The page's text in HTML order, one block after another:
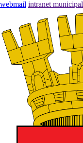
webmail intranet municipal